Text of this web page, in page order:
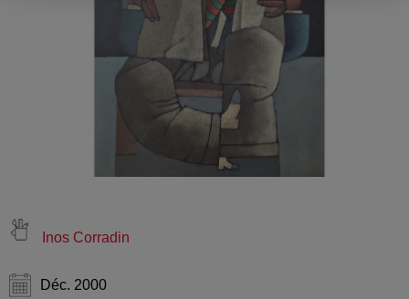
Inos Corradin
Déc. 2000